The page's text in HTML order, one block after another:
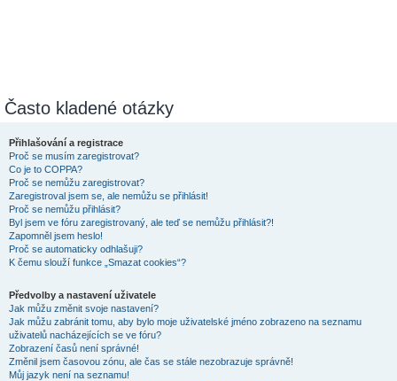
Často kladené otázky
Přihlašování a registrace
Proč se musím zaregistrovat?
Co je to COPPA?
Proč se nemůžu zaregistrovat?
Zaregistroval jsem se, ale nemůžu se přihlásit!
Proč se nemůžu přihlásit?
Byl jsem ve fóru zaregistrovaný, ale teď se nemůžu přihlásit?!
Zapomněl jsem heslo!
Proč se automaticky odhlašuji?
K čemu slouží funkce „Smazat cookies“?
Předvolby a nastavení uživatele
Jak můžu změnit svoje nastavení?
Jak můžu zabránit tomu, aby bylo moje uživatelské jméno zobrazeno na seznamu
uživatelů nacházejících se ve fóru?
Zobrazení časů není správné!
Změnil jsem časovou zónu, ale čas se stále nezobrazuje správně!
Můj jazyk není na seznamu!